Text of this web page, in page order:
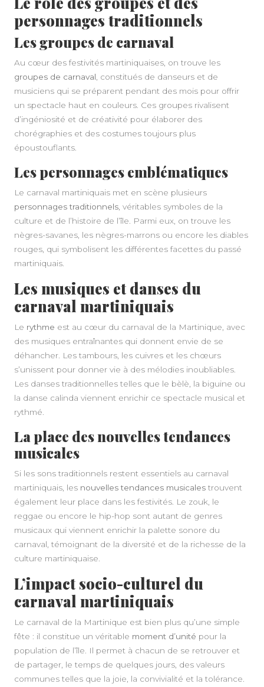
personnages traditionnels
Les groupes de carnaval
Au cœur des festivités martiniquaises, on trouve les
groupes de carnaval, constitués de danseurs et de
musiciens qui se préparent pendant des mois pour offrir
un spectacle haut en couleurs. Ces groupes rivalisent
d’ingéniosité et de créativité pour élaborer des
chorégraphies et des costumes toujours plus
époustouflants.
Les personnages emblématiques
Le carnaval martiniquais met en scène plusieurs
personnages traditionnels, véritables symboles de la
culture et de l’histoire de l’île. Parmi eux, on trouve les
nègres-savanes, les nègres-marrons ou encore les diables
rouges, qui symbolisent les différentes facettes du passé
martiniquais.
Les musiques et danses du
carnaval martiniquais
Le rythme est au cœur du carnaval de la Martinique, avec
des musiques entraînantes qui donnent envie de se
déhancher. Les tambours, les cuivres et les chœurs
s’unissent pour donner vie à des mélodies inoubliables.
Les danses traditionnelles telles que le bèlè, la biguine ou
la danse calinda viennent enrichir ce spectacle musical et
rythmé.
La place des nouvelles tendances
musicales
Si les sons traditionnels restent essentiels au carnaval
martiniquais, les nouvelles tendances musicales trouvent
également leur place dans les festivités. Le zouk, le
reggae ou encore le hip-hop sont autant de genres
musicaux qui viennent enrichir la palette sonore du
carnaval, témoignant de la diversité et de la richesse de la
culture martiniquaise.
L’impact socio-culturel du
carnaval martiniquais
Le carnaval de la Martinique est bien plus qu’une simple
fête : il constitue un véritable moment d’unité pour la
population de l’île. Il permet à chacun de se retrouver et
de partager, le temps de quelques jours, des valeurs
communes telles que la joie, la convivialité et la tolérance.